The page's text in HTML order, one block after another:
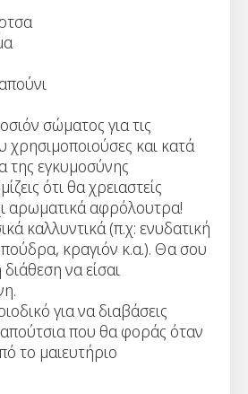
σώματος για τις
χρησιμοποιούσες και κατά
της εγκυμοσύνης
ότι θα χρειαστείς
αρωματικά αφρόλουτρα!
καλλυντικά (π.χ: ενυδατική
κραγιόν κ.α.). Θα σου
να είσαι
για να διαβάσεις
που θα φοράς όταν
το μαιευτήριο